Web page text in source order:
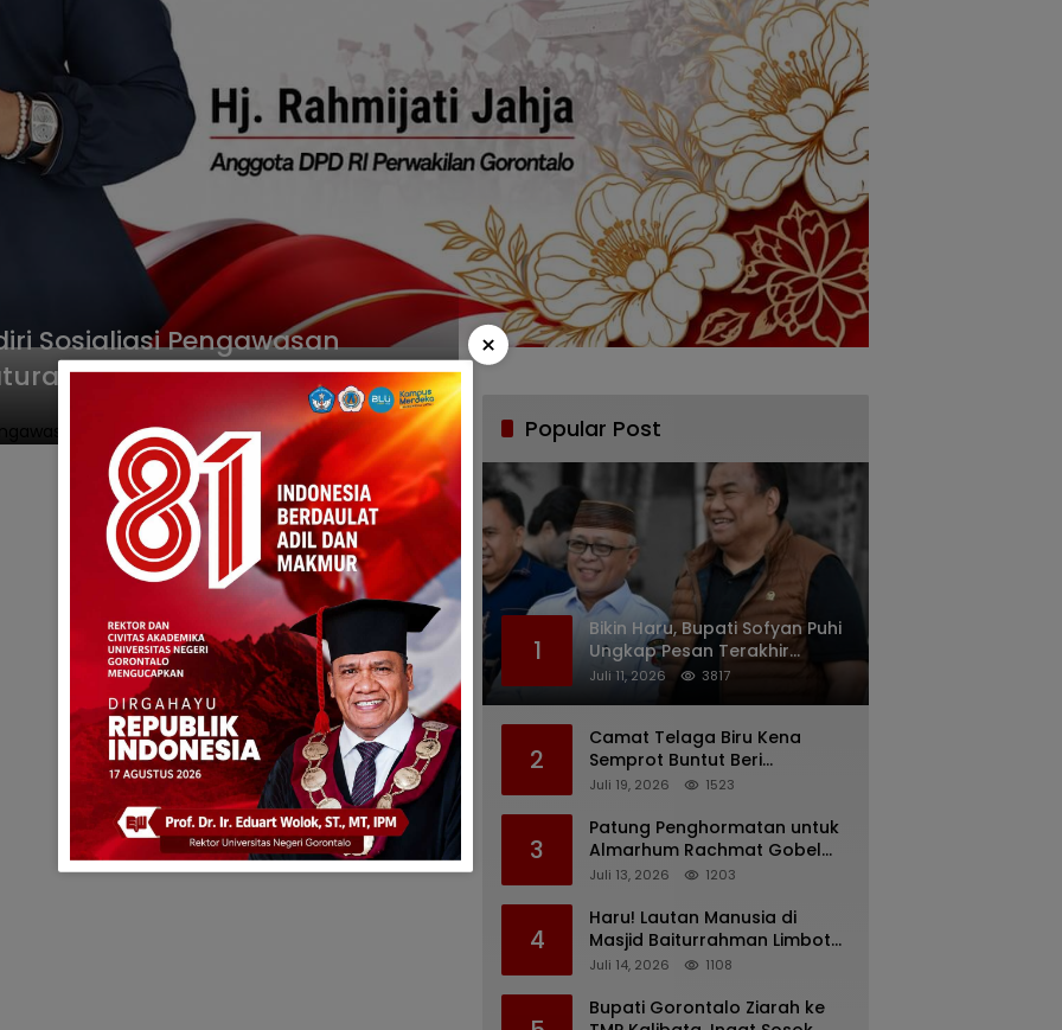
Sosialiasi Pengawasan
ASN
Popular Post
1
Bikin Haru, Bupati Sofyan Puhi
Ungkap Pesan Terakhir
Rachmat Gobel Sehari
Sebelum Wafat
Juli 11, 2026 3817
2
Camat Telaga Biru Kena
Semprot Buntut Beri
Pernyataan Soal Gaji CS
Nunggak
Juli 19, 2026 1523
3
Patung Penghormatan untuk
Almarhum Rachmat Gobel
Digagas, Ini Tiga Lokasi yang
Juli 13, 2026 1203
4
Haru! Lautan Manusia di
Masjid Baiturrahman Limboto,
Kirim Doa untuk Almarhum
Juli 14, 2026 1108
Bupati Gorontalo Ziarah ke
×